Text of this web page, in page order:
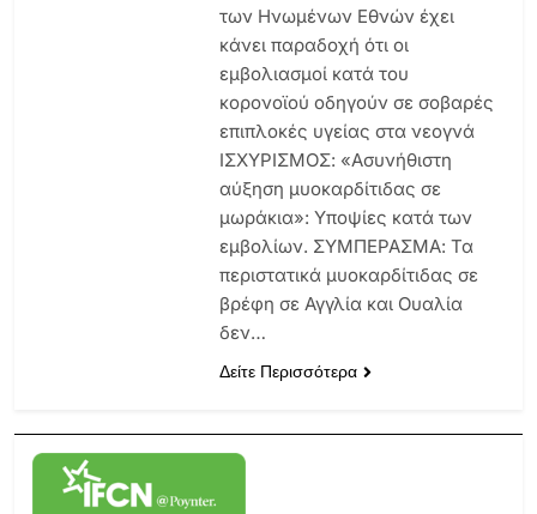
των Ηνωμένων Εθνών έχει
κάνει παραδοχή ότι οι
εμβολιασμοί κατά του
κορονοϊού οδηγούν σε σοβαρές
επιπλοκές υγείας στα νεογνά
ΙΣΧΥΡΙΣΜΟΣ: «Ασυνήθιστη
αύξηση μυοκαρδίτιδας σε
μωράκια»: Υποψίες κατά των
εμβολίων. ΣΥΜΠΕΡΑΣΜΑ: Τα
περιστατικά μυοκαρδίτιδας σε
βρέφη σε Αγγλία και Ουαλία
δεν…
Δείτε Περισσότερα